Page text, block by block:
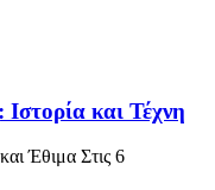
και Τέχνη
Έθιμα Στις 6